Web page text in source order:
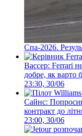
Спа-2026.
Вассер: Ferrari
добре, як варто
23:30, 30/06
Сайнс:
контракт до
23:00, 30/06